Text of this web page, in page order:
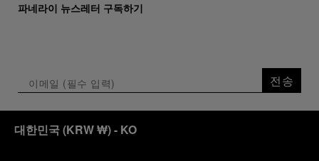
파네라이 뉴스레터 구독하기
전송
대한민국(KRW ₩)- KO